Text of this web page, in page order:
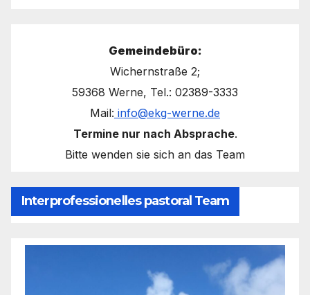
Gemeindebüro:
Wichernstraße 2;
59368 Werne, Tel.: 02389-3333
Mail: info@ekg-werne.de
Termine nur nach Absprache.
Bitte wenden sie sich an das Team
Interprofessionelles pastoral Team